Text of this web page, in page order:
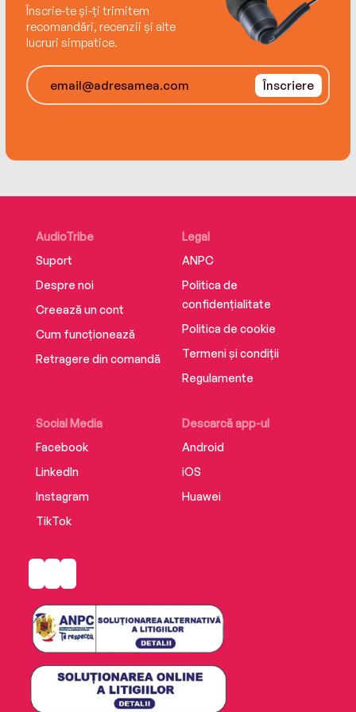
fetele ei, o puteți găsi creând felicitări și
compunând muzică.
Înscrie-te și-ți trimitem
recomandări, recenzii și alte
lucruri simpatice.
Înscriere
AudioTribe
Suport
Despre noi
Creează un cont
Cum funcționează
Retragere din comandă
Social Media
Facebook
LinkedIn
Instagram
TikTok
Descarcă app-ul
Android
iOS
Huawei
Legal
ANPC
Politica de
confidențialitate
Politica de cookie
Termeni și condiții
Regulamente